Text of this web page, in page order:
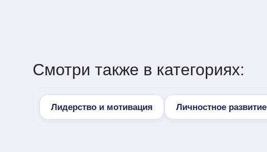
Смотри также в категориях:
Лидерство и мотивация Личностное развитие